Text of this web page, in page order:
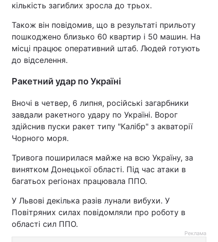
кількість загиблих зросла до трьох.
Також він повідомив, що в результаті прильоту
пошкоджено близько 60 квартир і 50 машин. На
місці працює оперативний штаб. Людей готують
до відселення.
Ракетний удар по Україні
Вночі в четвер, 6 липня, російські загарбники
завдали ракетного удару по Україні. Ворог
здійснив пуски ракет типу "Калібр" з акваторії
Чорного моря.
Тривога поширилася майже на всю Україну, за
винятком Донецької області. Під час атаки в
багатьох регіонах працювала ППО.
У Львові декілька разів лунали вибухи. У
Повітряних силах повідомляли про роботу в
області сил ППО.
Реклама